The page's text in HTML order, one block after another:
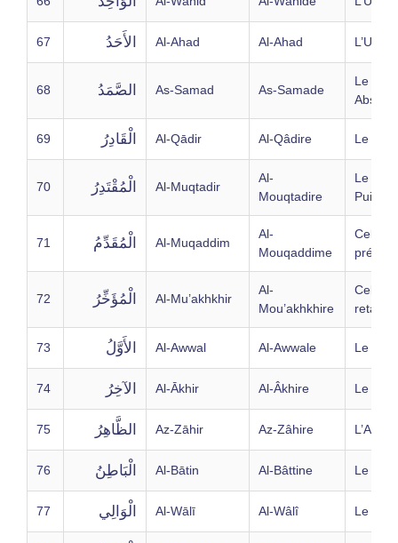
67 الأَحَدُ Al-Ahad Al-Ahad L’Un
68 الصَّمَدُ As-Samad As-Samade
Le
Absolu
69 الْقَادِرُ Al-Qādir Al-Qâdire Le
70 الْمُقْتَدِرُ Al-Muqtadir
Al-
Mouqtadire
Le
71 الْمُقَدِّمُ Al-Muqaddim
Al-
Mouqaddime
Celui
72 الْمُؤَخِّرُ Al-Mu’akhkhir
Al-
Mou’akhkhire
Celui
retarde
73 الأَوَّلُ Al-Awwal Al-Awwale Le
74 الآخِرُ Al-Ākhir Al-Âkhire Le
75 الظَّاهِرُ Az-Zāhir Az-Zâhire
76 الْبَاطِنُ Al-Bātin Al-Bâttine Le
77 الْوَالِي Al-Wālī Al-Wâlî Le